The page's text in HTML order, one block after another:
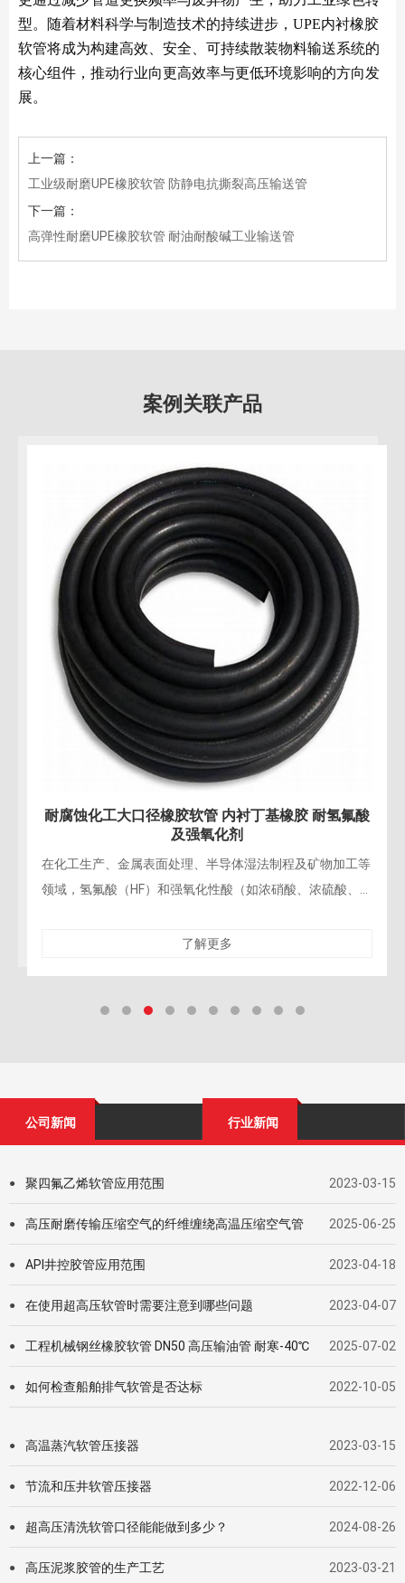
型。随着材料科学与制造技术的持续进步，UPE内衬橡胶
软管将成为构建高效、安全、可持续散装物料输送系统的
核心组件，推动行业向更高效率与更低环境影响的方向发
展。
上一篇：
工业级耐磨UPE橡胶软管 防静电抗撕裂高压输送管
下一篇：
高弹性耐磨UPE橡胶软管 耐油耐酸碱工业输送管
案例关联产品
耐腐蚀化工大口径橡胶软管 内衬丁基橡胶 耐氢氟酸
及强氧化剂
在化工生产、金属表面处理、半导体湿法制程及矿物加工等
领域，氢氟酸（HF）和强氧化性酸（如浓硝酸、浓硫酸、
了解更多
公司新闻 行业新闻
● 聚四氟乙烯软管应用范围 2023-03-15
● 高压耐磨传输压缩空气的纤维缠绕⾼温压缩空⽓管 2025-06-25
● API井控胶管应用范围 2023-04-18
● 在使用超高压软管时需要注意到哪些问题 2023-04-07
● 工程机械钢丝橡胶软管 DN50 高压输油管 耐寒-40℃ 2025-07-02
● 如何检查船舶排气软管是否达标 2022-10-05
● 高温蒸汽软管压接器 2023-03-15
● 节流和压井软管压接器 2022-12-06
● 超高压清洗软管口径能能做到多少？ 2024-08-26
● 高压泥浆胶管的生产工艺 2023-03-21